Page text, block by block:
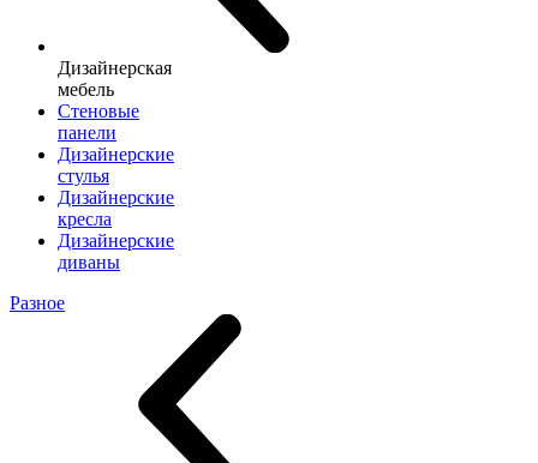
Дизайнерская
мебель
Стеновые
панели
Дизайнерские
стулья
Дизайнерские
кресла
Дизайнерские
диваны
Разное